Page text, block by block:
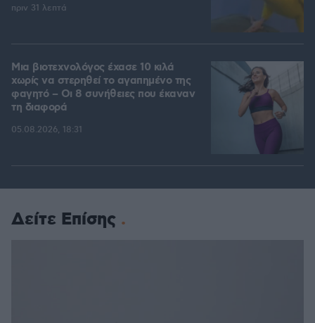
πριν 31 λεπτά
Μια βιοτεχνολόγος έχασε 10 κιλά
χωρίς να στερηθεί το αγαπημένο της
φαγητό – Οι 8 συνήθειες που έκαναν
τη διαφορά
05.08.2026, 18:31
Δείτε Επίσης